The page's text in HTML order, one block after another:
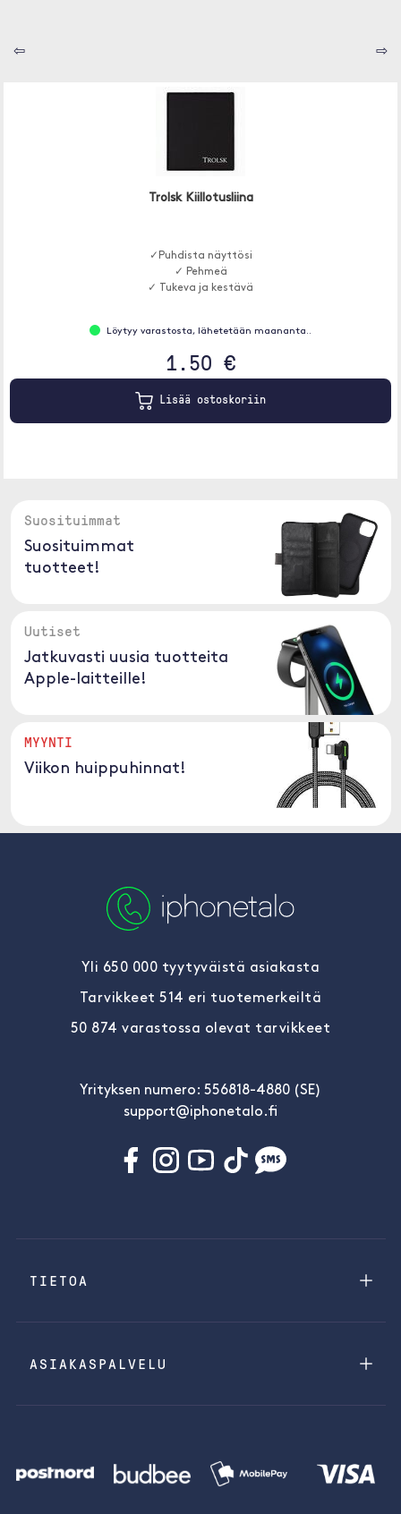
⇦ ⇨
Trolsk Kiillotusliina
✓Puhdista näyttösi
✓ Pehmeä
✓ Tukeva ja kestävä
Löytyy varastosta, lähetetään maananta..
1.50 €
Lisää ostoskoriin
Suosituimmat
Suosituimmat
tuotteet!
Uutiset
Jatkuvasti uusia tuotteita
Apple-laitteille!
MYYNTI
Viikon huippuhinnat!
Yli 650 000 tyytyväistä asiakasta
Tarvikkeet 514 eri tuotemerkeiltä
50 874 varastossa olevat tarvikkeet
Yrityksen numero: 556818-4880 (SE)
support@iphonetalo.fi
TIETOA
ASIAKASPALVELU